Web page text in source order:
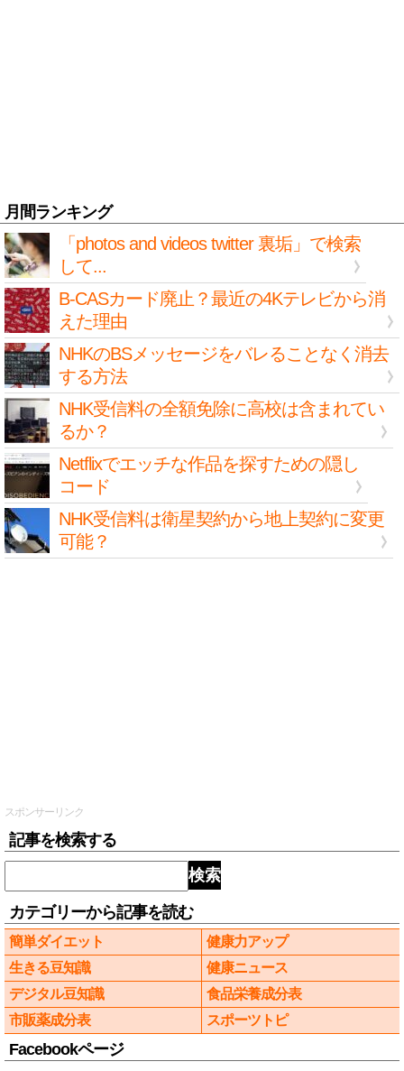
月間ランキング
「photos and videos twitter 裏垢」で検索
して...
B-CASカード廃止？最近の4Kテレビから消
えた理由
NHKのBSメッセージをバレることなく消去
する方法
NHK受信料の全額免除に高校は含まれてい
るか？
Netflixでエッチな作品を探すための隠し
コード
NHK受信料は衛星契約から地上契約に変更
可能？
スポンサーリンク
記事を検索する
検索
カテゴリーから記事を読む
簡単ダイエット
健康力アップ
生きる豆知識
健康ニュース
デジタル豆知識
食品栄養成分表
市販薬成分表
スポーツトピ
Facebookページ